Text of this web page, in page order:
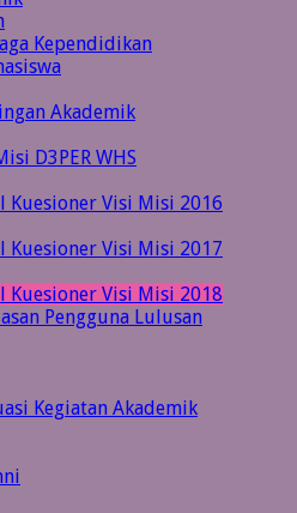
Kependidikan
Akademik
D3PER WHS
Kuesioner Visi Misi 2016
Kuesioner Visi Misi 2017
Kuesioner Visi Misi 2018
Pengguna Lulusan
Kegiatan Akademik